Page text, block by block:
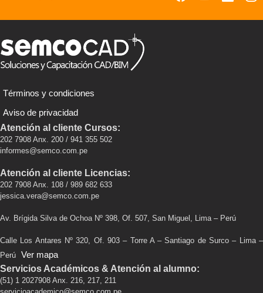
Términos y condiciones
Aviso de privacidad
Atención al cliente Cursos:
202 7908 Anx. 200 / 941 355 502
informes@semco.com.pe
Atención al cliente Licencias:
202 7908 Anx. 108 / 989 682 633
jessica.vera@semco.com.pe
Av. Brígida Silva de Ochoa Nº 398, Of. 507, San Miguel, Lima – Perú
Calle Los Antares Nº 320, Of. 903 – Torre A – Santiago de Surco – Lima –
Perú Ver mapa
Servicios Académicos & Atención al alumno:
(51) 1 2027908 Anx. 216, 217, 211